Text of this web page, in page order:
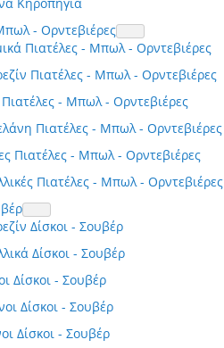
- Ορντεβιέρες
Πιατέλες - Μπωλ - Ορντεβιέρες
Πιατέλες - Μπωλ - Ορντεβιέρες
Πιατέλες - Μπωλ - Ορντεβιέρες
Πιατέλες - Μπωλ - Ορντεβιέρες
Πιατέλες - Μπωλ - Ορντεβιέρες
Πιατέλες - Μπωλ - Ορντεβιέρες
Δίσκοι - Σουβέρ
Δίσκοι - Σουβέρ
Δίσκοι - Σουβέρ
Δίσκοι - Σουβέρ
Δίσκοι - Σουβέρ